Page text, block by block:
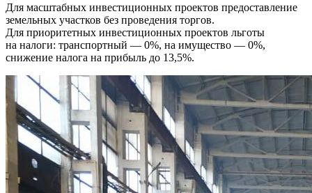
Для масштабных инвестиционных проектов предоставление
земельных участков без проведения торгов.
Для приоритетных инвестиционных проектов льготы
на налоги: транспортный — 0%, на имущество — 0%,
снижение налога на прибыль до 13,5%.